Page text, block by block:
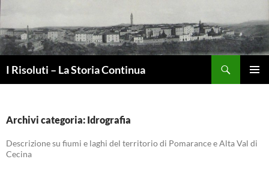
Vai
contenuto
I Risoluti – La Storia Continua
Archivi categoria: Idrografia
Descrizione su fiumi e laghi del territorio di Pomarance e Alta Val di
Cecina